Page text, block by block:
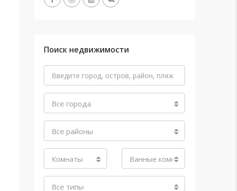
Поиск недвижимости
Все города
Все районы
Комнаты Ванные комнаты
Все типы